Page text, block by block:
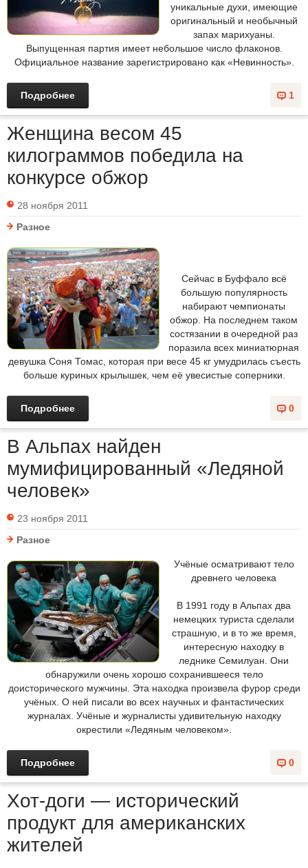
уникальные духи, имеющие
оригинальный и необычный
запах марихуаны.
Выпущенная партия имеет небольшое число флаконов.
Официальное название зарегистрировано как «Невинность».
1
Подробнее
Женщина весом 45
килограммов победила на
конкурсе обжор
28 ноября 2011
Разное
Сейчас в Буффало всё
большую популярность
набирают чемпионаты
обжор. На последнем таком
состязании в очередной раз
поразила всех миниатюрная
девушка Соня Томас, которая при весе 45 кг умудрилась съесть
больше куриных крылышек, чем её увесистые соперники.
0
Подробнее
В Альпах найден
мумифицированный «Ледяной
человек»
23 ноября 2011
Разное
Учёные осматривают тело
древнего человека
В 1991 году в Альпах два
немецких туриста сделали
страшную, и в то же время,
интересную находку в
леднике Семилуан. Они
обнаружили очень хорошо сохранившееся тело
доисторического мужчины. Эта находка произвела фурор среди
учёных. О ней писали во всех научных и фантастических
журналах. Учёные и журналисты удивительную находку
окрестили «Ледяным человеком».
0
Подробнее
Хот-доги — исторический
продукт для американских
жителей